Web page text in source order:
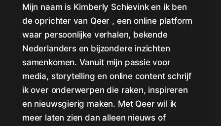
Mijn naam is Kimberly Schievink en ik ben
de oprichter van Qeer , een online platform
waar persoonlijke verhalen, bekende
Nederlanders en bijzondere inzichten
samenkomen. Vanuit mijn passie voor
media, storytelling en online content schrijf
ik over onderwerpen die raken, inspireren
en nieuwsgierig maken. Met Qeer wil ik
meer laten zien dan alleen nieuws of